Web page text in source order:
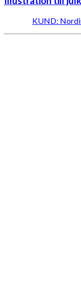
KUND: